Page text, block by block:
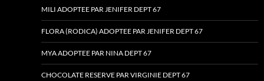
MILI ADOPTEE PAR JENIFER DEPT 67
FLORA (RODICA) ADOPTEE PAR JENIFER DEPT 67
MYA ADOPTEE PAR NINA DEPT 67
CHOCOLATE RESERVE PAR VIRGINIE DEPT 67